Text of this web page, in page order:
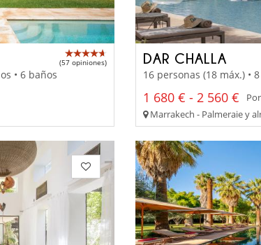
(57 opiniones)
• 6 baños
DAR CHALLA
16 personas (18 máx.) •
1 680 € - 2 560 €
Marrakech - Palmeraie y